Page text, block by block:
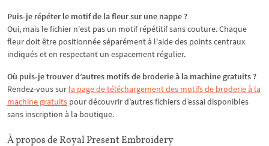
Puis-je répéter le motif de la fleur sur une nappe ?
Oui, mais le fichier n'est pas un motif répétitif sans couture. Chaque
fleur doit être positionnée séparément à l'aide des points centraux
indiqués et en respectant un espacement régulier.
Où puis-je trouver d’autres motifs de broderie à la machine gratuits ?
Rendez-vous sur la page de téléchargement des motifs de broderie à la
machine gratuits pour découvrir d’autres fichiers d’essai disponibles
sans inscription à la boutique.
À propos de Royal Present Embroidery